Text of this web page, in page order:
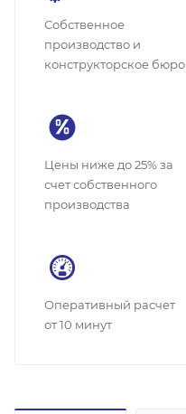
Собственное
производство и
конструкторское бюро
Цены ниже до 25% за
счет собственного
производства
Оперативный расчет
от 10 минут